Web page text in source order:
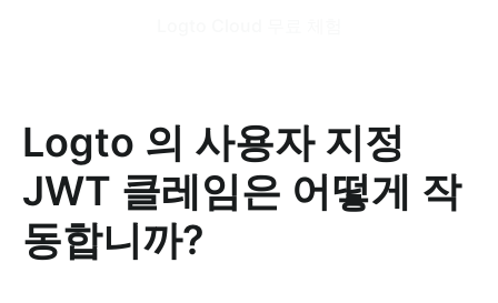
Logto 의 사용자 지정
JWT 클레임은 어떻게 작
동합니까?